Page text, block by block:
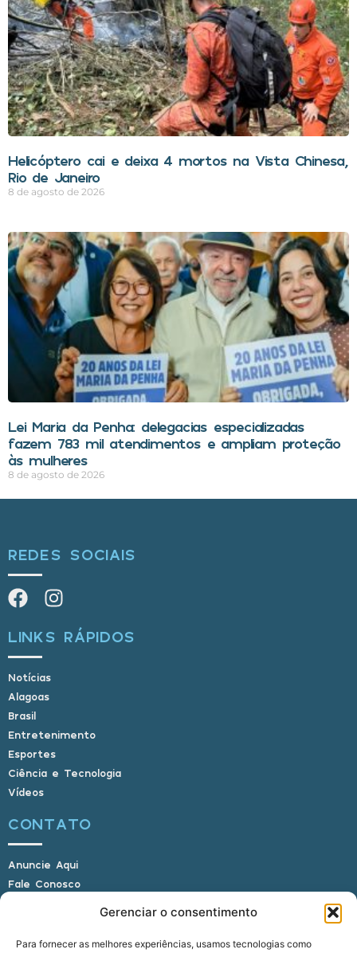
Gerenciar o consentimento
Para fornecer as melhores experiências, usamos tecnologias como
Helicóptero cai e deixa 4 mortos na Vista Chinesa,
Rio de Janeiro
8 de agosto de 2026
Lei Maria da Penha: delegacias especializadas
fazem 783 mil atendimentos e ampliam proteção
às mulheres
8 de agosto de 2026
REDES SOCIAIS
LINKS RÁPIDOS
Notícias
Alagoas
Brasil
Entretenimento
Esportes
Ciência e Tecnologia
Vídeos
CONTATO
Anuncie Aqui
Fale Conosco